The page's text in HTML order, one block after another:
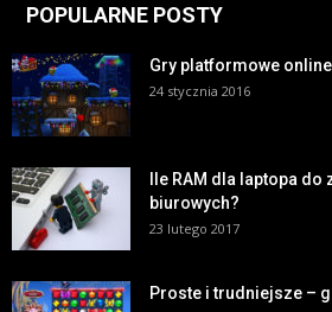
POPULARNE POSTY
Gry platformowe online
24 stycznia 2016
Ile RAM dla laptopa
biurowych?
23 lutego 2017
Proste i trudniejsze –